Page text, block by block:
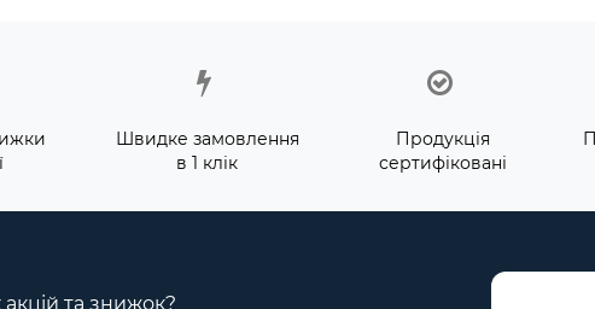
Швидке замовлення
в 1 клік
Продукція
сертифіковані
акцій та знижок?